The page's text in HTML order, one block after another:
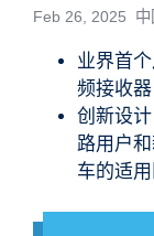
Feb 26, 2025 中
业界首
频接收器
创新设
路用户
车的适